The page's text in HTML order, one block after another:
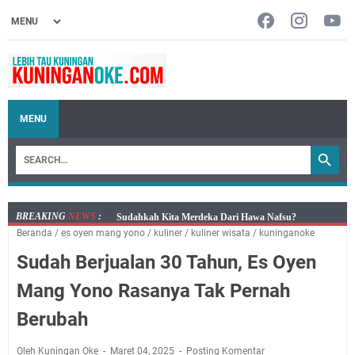
MENU
BREAKING NEWS :
Sudahkah Kita Merdeka Dari Hawa Nafsu?
Info Sembako di Pasar Kepuh Kuningan Kamis 6
Agustus 2026, Daging Naik, Telur Turun
2026 Ada Tiga, Tapi yang Bakal Dihadiri Hanya Satu
Beranda / es oyen mang yono / kuliner / kuliner wisata / kuninganoke
Sudah Berjualan 30 Tahun, Es Oyen
Mang Yono Rasanya Tak Pernah
Berubah
Oleh Kuningan Oke Maret 04, 2025 Posting Komentar